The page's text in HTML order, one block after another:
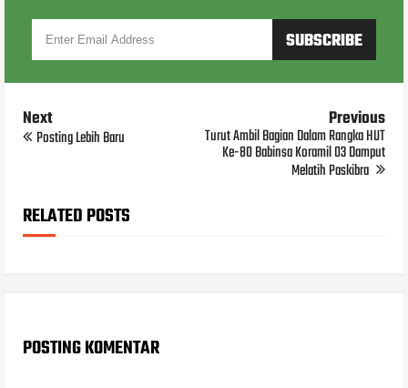
Next
Posting Lebih Baru
Previous
Turut Ambil Bagian Dalam Rangka HUT
Ke-80 Babinsa Koramil 03 Damput
Melatih Paskibra
RELATED POSTS
POSTING KOMENTAR